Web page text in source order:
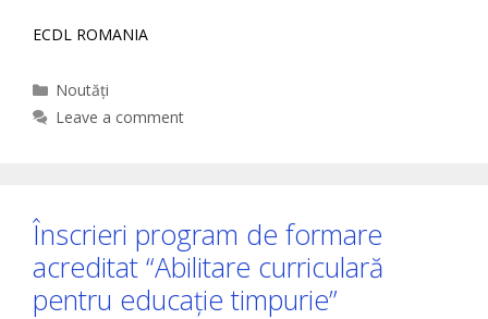
ECDL ROMANIA
Categories
Noutăți
Leave a comment
Înscrieri program de formare
acreditat “Abilitare curriculară
pentru educație timpurie”